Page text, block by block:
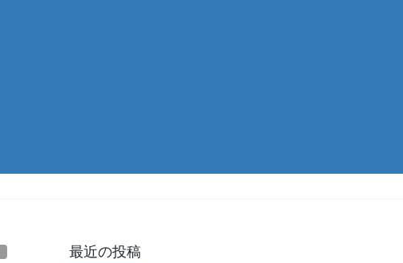
最近の投稿